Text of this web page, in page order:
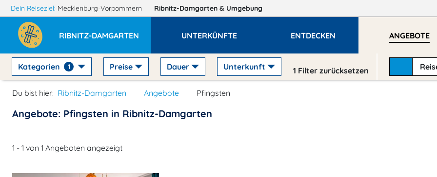
Dein Reiseziel: Mecklenburg-Vorpommern Ribnitz-Damgarten & Umgebung
RIBNITZ-DAMGARTEN UNTERKÜNFTE ENTDECKEN ANGEBOTE
Kategorien 1 Preise Dauer Unterkunft 1 Filter zurücksetzen
Du bist hier: Ribnitz-Damgarten Angebote Pfingsten
Angebote: Pfingsten in Ribnitz-Damgarten
1 - 1 von 1 Angeboten angezeigt